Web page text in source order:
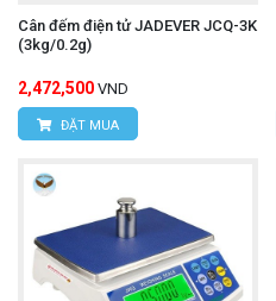
Cân đếm điện tử JADEVER JCQ-3K
(3kg/0.2g)
2,472,500 VND
ĐẶT MUA